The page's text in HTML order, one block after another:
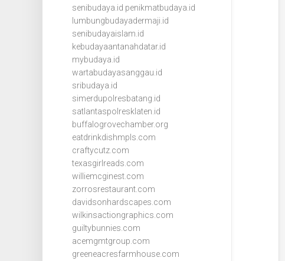
senibudaya.id penikmatbudaya.id
lumbungbudayadermaji.id
senibudayaislam.id
kebudayaantanahdatar.id
mybudaya.id
wartabudayasanggau.id
sribudaya.id
simerdupolresbatang.id
satlantaspolresklaten.id
buffalogrovechamber.org
eatdrinkdishmpls.com
craftycutz.com
texasgirlreads.com
williemcginest.com
zorrosrestaurant.com
davidsonhardscapes.com
wilkinsactiongraphics.com
guiltybunnies.com
acemgmtgroup.com
greeneacresfarmhouse.com